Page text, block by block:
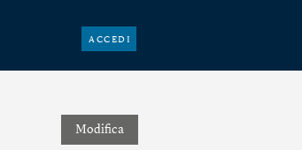
ACCEDI
Modifica